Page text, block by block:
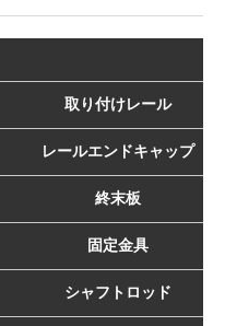
取り付けレール
レールエンドキャップ
終末板
固定金具
シャフトロッド